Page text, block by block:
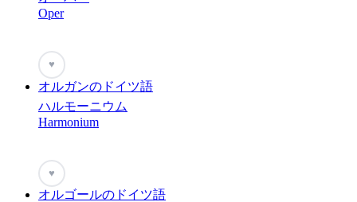
Oper
♥
オルガンのドイツ語
ハルモーニウム
Harmonium
♥
オルゴールのドイツ語